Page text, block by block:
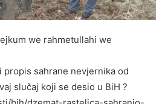
we rahmetullahi we
propis sahrane nevjernika od
slučaj koji se desio u BiH ?